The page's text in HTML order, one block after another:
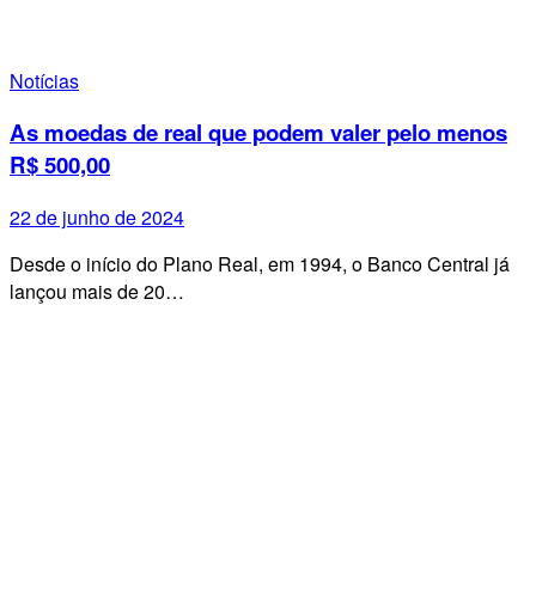
Notícias
As moedas de real que podem valer pelo menos
R$ 500,00
22 de junho de 2024
Desde o início do Plano Real, em 1994, o Banco Central já
lançou mais de 20…